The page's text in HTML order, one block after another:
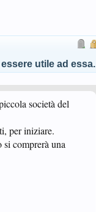
utile ad essa.
società del
per iniziare.
si comprerà una